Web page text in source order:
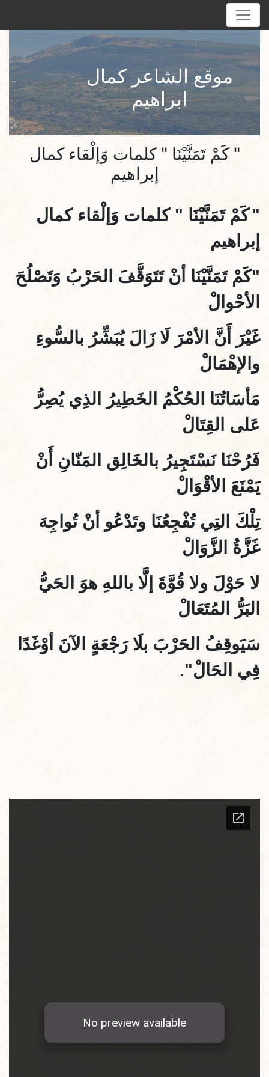
موقع الشاعر كمال
ابراهيم
" كَمْ تَمَنَّيْنَا " كلمات وَإلْقاء كمال
إبراهيم
"كَمْ تَمَنَّيْنَا " كلمات وَإلْقاء كمال
إبراهيم
"كَمْ تَمَنَّيْنَا أنْ تَتَوَقَّفَ الحَرْبُ وَتَصْلُحَ
الأحْوالْ
غَيْرَ أَنَّ الأمْرَ لَا زَالَ يُبَشِّرُ بالسُّوءِ
والإهْمَالْ
مَأسَاتُنَا الحُكْمُ الخَطِيرُ الذِي يُصِرُّ
عَلى القِتَالْ
فَرُحْنَا نَسْتَجِيرُ بالخَالِق المَنّانِ أَنْ
يَمْنَعَ الأقْوَالْ
تِلْكَ التِي تُفْجِعُنَا وتَدْعُو أنْ تُواجِهَ
غَزَّةُ الزَّوَالْ
لا حَوْلَ ولا قُوَّةَ إلَّا باللهِ هوَ الحَيُّ
البَرُّ المُتَعَالْ
سَيَوقِفُ الحَرْبَ بلَا رَجْعَةٍ الآنَ أوْغَدًا
فِي الحَالْ".